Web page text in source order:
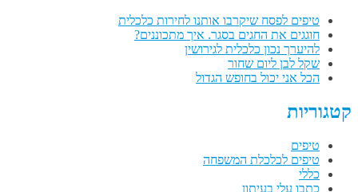
טיפים לפסח שיקרבו אותנו לחירות כלכלית
חוגגים את החגים בסגר. איך מתכוננים?
להיערך נכון כלכלית לגירושין
שקל לבן ליום שחור
הכל אני יכול בחופש הגדול
קטגוריות
טיפים
טיפים לכלכלת המשפחה
כללי
כתבו עלי בעיתון